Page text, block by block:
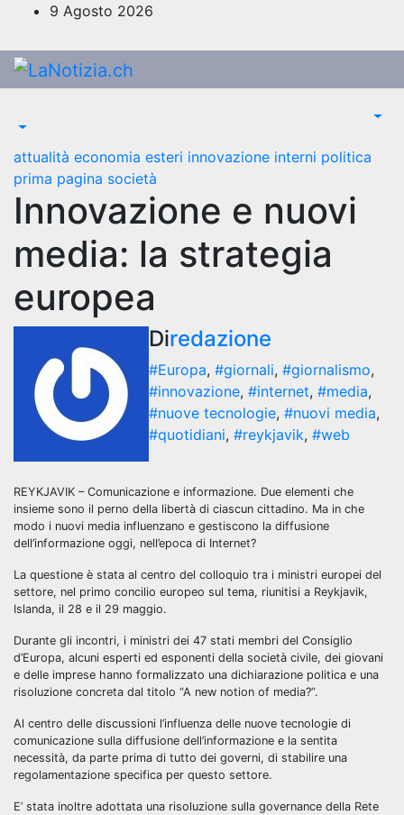
contenuto
9 Agosto 2026
attualità economia esteri innovazione interni politica
prima pagina società
Innovazione e nuovi
media: la strategia
europea
Diredazione
#Europa, #giornali, #giornalismo,
#innovazione, #internet, #media,
#nuove tecnologie, #nuovi media,
#quotidiani, #reykjavik, #web
REYKJAVIK – Comunicazione e informazione. Due elementi che
insieme sono il perno della libertà di ciascun cittadino. Ma in che
modo i nuovi media influenzano e gestiscono la diffusione
dell’informazione oggi, nell’epoca di Internet?
La questione è stata al centro del colloquio tra i ministri europei del
settore, nel primo concilio europeo sul tema, riunitisi a Reykjavik,
Islanda, il 28 e il 29 maggio.
Durante gli incontri, i ministri dei 47 stati membri del Consiglio
d’Europa, alcuni esperti ed esponenti della società civile, dei giovani
e delle imprese hanno formalizzato una dichiarazione politica e una
risoluzione concreta dal titolo “A new notion of media?”.
Al centro delle discussioni l’influenza delle nuove tecnologie di
comunicazione sulla diffusione dell’informazione e la sentita
necessità, da parte prima di tutto dei governi, di stabilire una
regolamentazione specifica per questo settore.
E’ stata inoltre adottata una risoluzione sulla governance della Rete